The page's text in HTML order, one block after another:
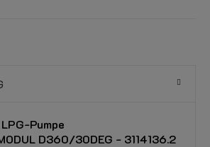
Pumpe
D360/30DEG - 3114136.2